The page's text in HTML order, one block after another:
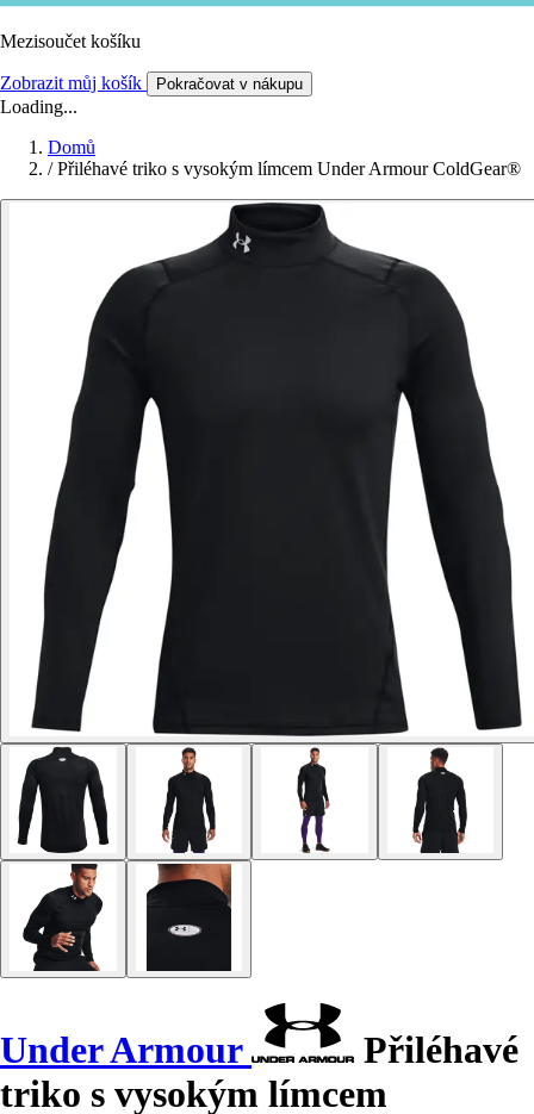
Mezisoučet košíku
Zobrazit můj košík Pokračovat v nákupu
Loading...
Domů
/ Přiléhavé triko s vysokým límcem Under Armour ColdGear®
Under Armour
Přiléhavé
triko s vysokým límcem